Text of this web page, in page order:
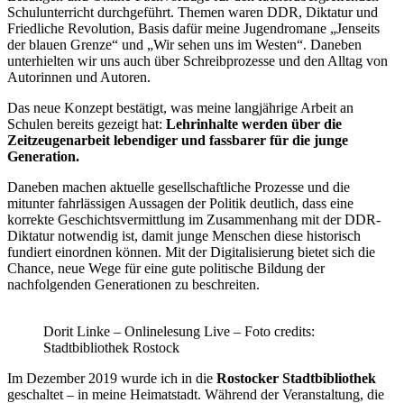
Schulunterricht durchgeführt. Themen waren DDR, Diktatur und
Friedliche Revolution, Basis dafür meine Jugendromane „Jenseits
der blauen Grenze“ und „Wir sehen uns im Westen“. Daneben
unterhielten wir uns auch über Schreibprozesse und den Alltag von
Autorinnen und Autoren.
Das neue Konzept bestätigt, was meine langjährige Arbeit an
Schulen bereits gezeigt hat: Lehrinhalte werden über die
Zeitzeugenarbeit lebendiger und fassbarer für die junge
Generation.
Daneben machen aktuelle gesellschaftliche Prozesse und die
mitunter fahrlässigen Aussagen der Politik deutlich, dass eine
korrekte Geschichtsvermittlung im Zusammenhang mit der DDR-
Diktatur notwendig ist, damit junge Menschen diese historisch
fundiert einordnen können. Mit der Digitalisierung bietet sich die
Chance, neue Wege für eine gute politische Bildung der
nachfolgenden Generationen zu beschreiten.
Dorit Linke – Onlinelesung Live – Foto credits:
Stadtbibliothek Rostock
Im Dezember 2019 wurde ich in die Rostocker Stadtbibliothek
geschaltet – in meine Heimatstadt. Während der Veranstaltung, die